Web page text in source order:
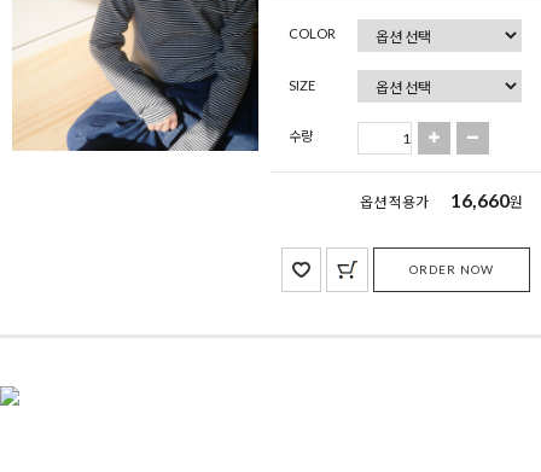
COLOR
SIZE
수량
옵션 적용가 16,660원
ORDER NOW